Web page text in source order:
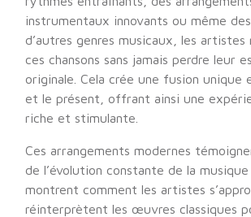
instrumentaux innovants ou même
d’autres genres musicaux, les
ces chansons sans jamais perdre leur
originale. Cela crée une fusion unique
et le présent, offrant ainsi une
riche et stimulante.
Ces arrangements modernes
de l’évolution constante de la
montrent comment les artistes
réinterprètent les œuvres classiques